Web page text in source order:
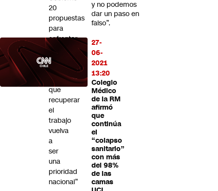
y no podemos
dar un paso en
falso”.
27-
06-
2021
13:20
Colegio
Médico
de la RM
afirmó
que
continúa
el
“colapso
sanitario”
con más
del 98%
de las
camas
20
propuestas
para
enfrentar
la
emergencia
laboral:
“Queremos
que
recuperar
el
trabajo
vuelva
a
ser
una
prioridad
nacional”